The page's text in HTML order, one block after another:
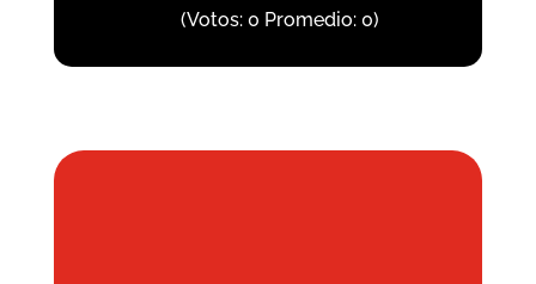
(Votos: 0 Promedio: 0)